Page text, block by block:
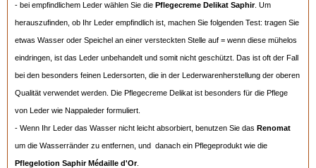
- bei empfindlichem Leder wählen Sie die Pflegecreme Delikat Saphir. Um
herauszufinden, ob Ihr Leder empfindlich ist, machen Sie folgenden Test: tragen Sie
etwas Wasser oder Speichel an einer versteckten Stelle auf = wenn diese mühelos
eindringen, ist das Leder unbehandelt und somit nicht geschützt. Das ist oft der Fall
bei den besonders feinen Ledersorten, die in der Lederwarenherstellung der oberen
Qualität verwendet werden. Die Pflegecreme Delikat ist besonders für die Pflege
von Leder wie Nappaleder formuliert.
- Wenn Ihr Leder das Wasser nicht leicht absorbiert, benutzen Sie das Renomat
um die Wasserränder zu entfernen, und danach ein Pflegeprodukt wie die
Pflegelotion Saphir Médaille d'Or.